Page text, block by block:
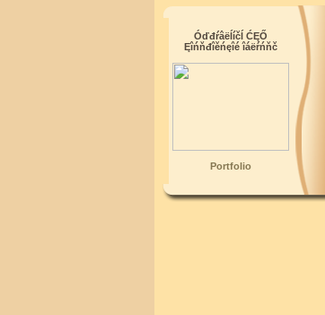
Óďđŕâëĺíčĺ ĆĘŐ
Ęîńňđîěńęîé îáëŕńňč
Portfolio